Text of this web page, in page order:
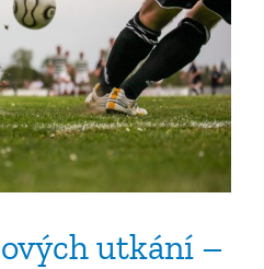
utkání –